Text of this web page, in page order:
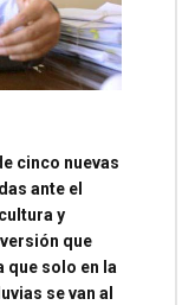
cinco nuevas
ante el
y
que
que solo en la
se van al